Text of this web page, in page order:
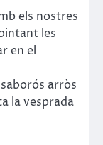
els nostres
les
en el
arròs
la vesprada